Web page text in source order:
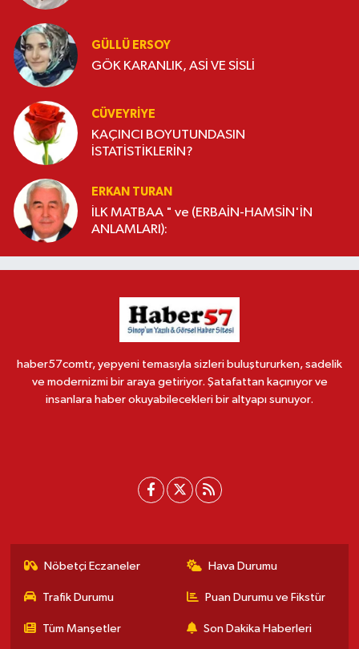
GÜLLÜ ERSOY
GÖK KARANLIK, ASİ VE SİSLİ
CÜVEYRIYE
KAÇINCI BOYUTUNDASIN
İSTATİSTİKLERİN?
ERKAN TURAN
İLK MATBAA " ve (ERBAİN-HAMSİN'İN
ANLAMLARI):
haber57comtr, yepyeni temasıyla sizleri buluştururken, sadelik
ve modernizmi bir araya getiriyor. Şatafattan kaçınıyor ve
insanlara haber okuyabilecekleri bir altyapı sunuyor.
Nöbetçi Eczaneler Hava Durumu
Trafik Durumu Puan Durumu ve Fikstür
Tüm Manşetler Son Dakika Haberleri